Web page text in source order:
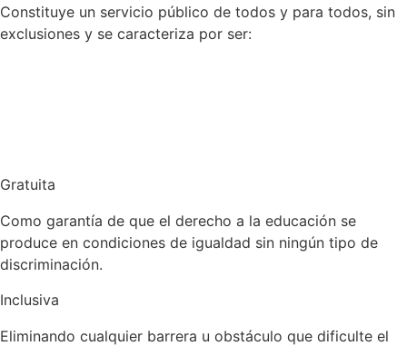
Constituye un servicio público de todos y para todos, sin
exclusiones y se caracteriza por ser:
Gratuita
Como garantía de que el derecho a la educación se
produce en condiciones de igualdad sin ningún tipo de
discriminación.
Inclusiva
Eliminando cualquier barrera u obstáculo que dificulte el